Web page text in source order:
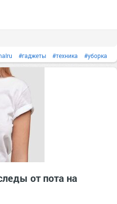
#гаджеты #техника #уборка
от пота на